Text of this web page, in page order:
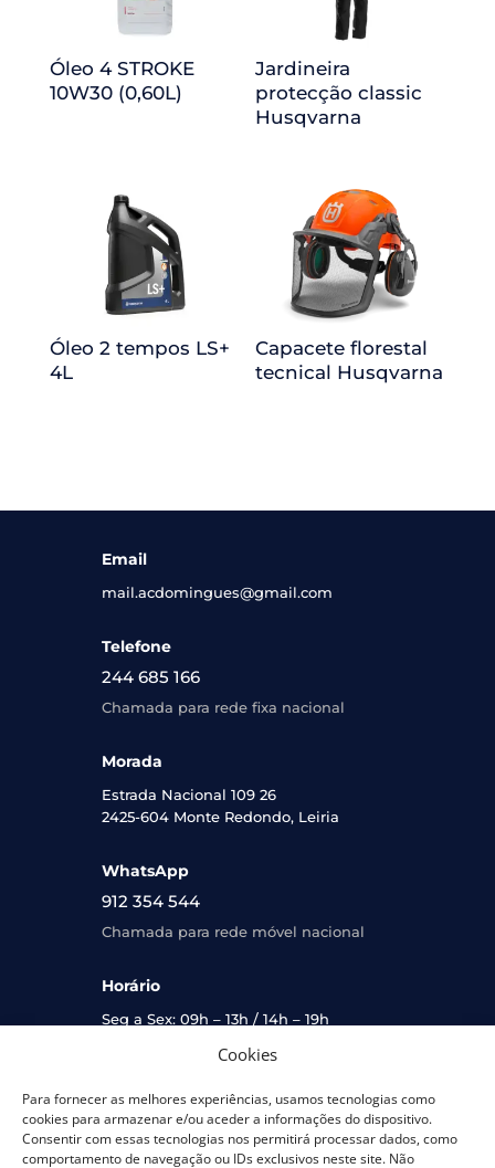
Cookies
Para fornecer as melhores experiências, usamos tecnologias como
cookies para armazenar e/ou aceder a informações do dispositivo.
Consentir com essas tecnologias nos permitirá processar dados, como
comportamento de navegação ou IDs exclusivos neste site. Não
Óleo 4 STROKE
10W30 (0,60L)
Jardineira
protecção classic
Husqvarna
Óleo 2 tempos LS+
4L
Capacete florestal
tecnical Husqvarna
Email
mail.acdomingues@gmail.com
Telefone
244 685 166
Chamada para rede fixa nacional
Morada
Estrada Nacional 109 26
2425-604 Monte Redondo, Leiria
WhatsApp
912 354 544
Chamada para rede móvel nacional
Horário
Seg a Sex: 09h – 13h / 14h – 19h
Links Úteis
Minha Conta